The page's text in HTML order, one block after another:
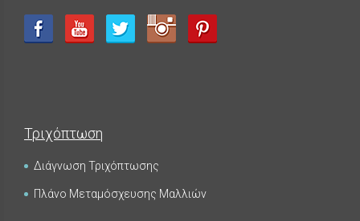
Τριχόπτωση
Διάγνωση Τριχόπτωσης
Πλάνο Μεταμόσχευσης Μαλλιών